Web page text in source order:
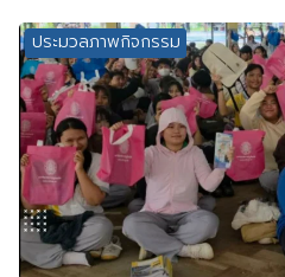
ประมวลภาพกิจกรรม